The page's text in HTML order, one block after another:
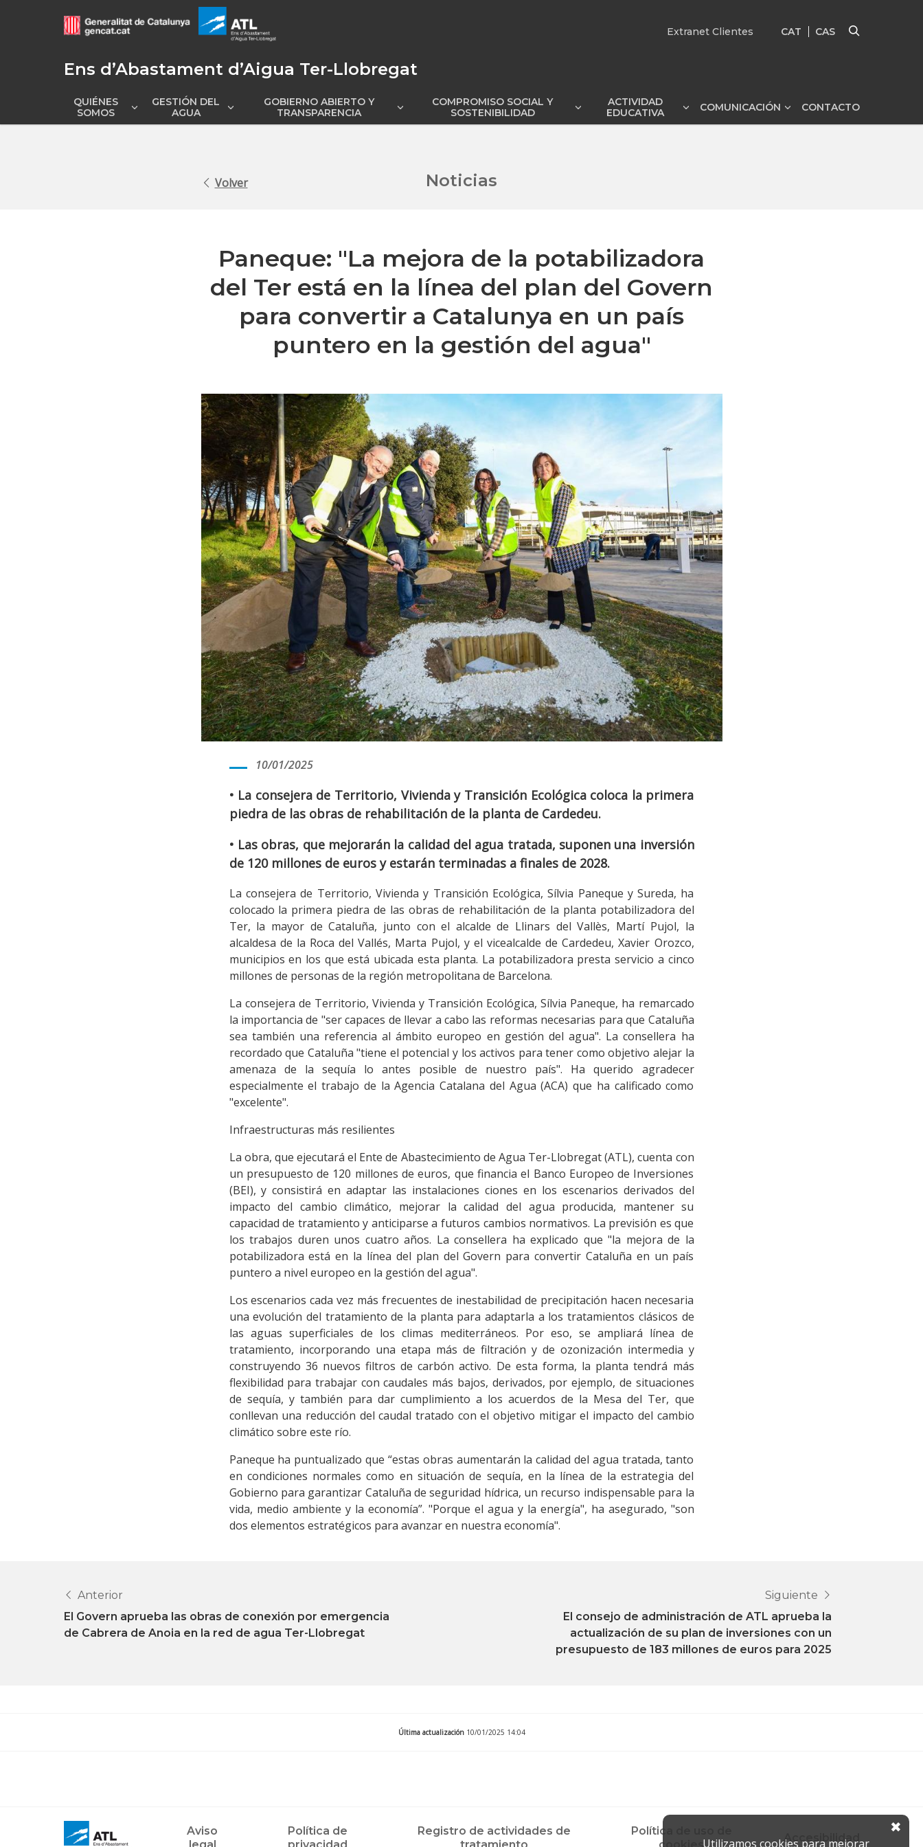
Ens d’Abastament d’Aigua Ter-Llobregat
Extranet Clientes CAT CAS
QUIÉNES
SOMOS
Mostrar
GESTIÓN DEL
AGUA
Mostrar
GOBIERNO ABIERTO Y
TRANSPARENCIA
Mostrar
COMPROMISO SOCIAL Y
SOSTENIBILIDAD
Mostrar
ACTIVIDAD
EDUCATIVA
Mostrar
COMUNICACIÓN
Mostrar
CONTACTO
Noticias
Volver
Paneque: "La mejora de la potabilizadora
del Ter está en la línea del plan del Govern
para convertir a Catalunya en un país
puntero en la gestión del agua"
10/01/2025
• La consejera de Territorio, Vivienda y Transición Ecológica coloca la primera
piedra de las obras de rehabilitación de la planta de Cardedeu.
• Las obras, que mejorarán la calidad del agua tratada, suponen una inversión
de 120 millones de euros y estarán terminadas a finales de 2028.
La consejera de Territorio, Vivienda y Transición Ecológica, Sílvia Paneque y Sureda, ha
colocado la primera piedra de las obras de rehabilitación de la planta potabilizadora del
Ter, la mayor de Cataluña, junto con el alcalde de Llinars del Vallès, Martí Pujol, la
alcaldesa de la Roca del Vallés, Marta Pujol, y el vicealcalde de Cardedeu, Xavier Orozco,
municipios en los que está ubicada esta planta. La potabilizadora presta servicio a cinco
millones de personas de la región metropolitana de Barcelona.
La consejera de Territorio, Vivienda y Transición Ecológica, Sílvia Paneque, ha remarcado
la importancia de "ser capaces de llevar a cabo las reformas necesarias para que Cataluña
sea también una referencia al ámbito europeo en gestión del agua". La consellera ha
recordado que Cataluña "tiene el potencial y los activos para tener como objetivo alejar la
amenaza de la sequía lo antes posible de nuestro país". Ha querido agradecer
especialmente el trabajo de la Agencia Catalana del Agua (ACA) que ha calificado como
"excelente".
Infraestructuras más resilientes
La obra, que ejecutará el Ente de Abastecimiento de Agua Ter-Llobregat (ATL), cuenta con
un presupuesto de 120 millones de euros, que financia el Banco Europeo de Inversiones
(BEI), y consistirá en adaptar las instalaciones ciones en los escenarios derivados del
impacto del cambio climático, mejorar la calidad del agua producida, mantener su
capacidad de tratamiento y anticiparse a futuros cambios normativos. La previsión es que
los trabajos duren unos cuatro años. La consellera ha explicado que "la mejora de la
potabilizadora está en la línea del plan del Govern para convertir Cataluña en un país
puntero a nivel europeo en la gestión del agua".
Los escenarios cada vez más frecuentes de inestabilidad de precipitación hacen necesaria
una evolución del tratamiento de la planta para adaptarla a los tratamientos clásicos de
las aguas superficiales de los climas mediterráneos. Por eso, se ampliará línea de
tratamiento, incorporando una etapa más de filtración y de ozonización intermedia y
construyendo 36 nuevos filtros de carbón activo. De esta forma, la planta tendrá más
flexibilidad para trabajar con caudales más bajos, derivados, por ejemplo, de situaciones
de sequía, y también para dar cumplimiento a los acuerdos de la Mesa del Ter, que
conllevan una reducción del caudal tratado con el objetivo mitigar el impacto del cambio
climático sobre este río.
Paneque ha puntualizado que “estas obras aumentarán la calidad del agua tratada, tanto
en condiciones normales como en situación de sequía, en la línea de la estrategia del
Gobierno para garantizar Cataluña de seguridad hídrica, un recurso indispensable para la
vida, medio ambiente y la economía”. "Porque el agua y la energía", ha asegurado, "son
dos elementos estratégicos para avanzar en nuestra economía".
Anterior
El Govern aprueba las obras de conexión por emergencia
de Cabrera de Anoia en la red de agua Ter-Llobregat
Siguiente
El consejo de administración de ATL aprueba la
actualización de su plan de inversiones con un
presupuesto de 183 millones de euros para 2025
Última actualización10/01/2025 14:04
Utilizamos cookies para mejorar
✖
Aviso
Política de
Registro de actividades de
Política de uso de
Accesibilidad